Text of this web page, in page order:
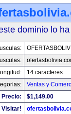
dominio lo
14 caracteres
Ventas y
Precio:
$1,149.00
Visitar!